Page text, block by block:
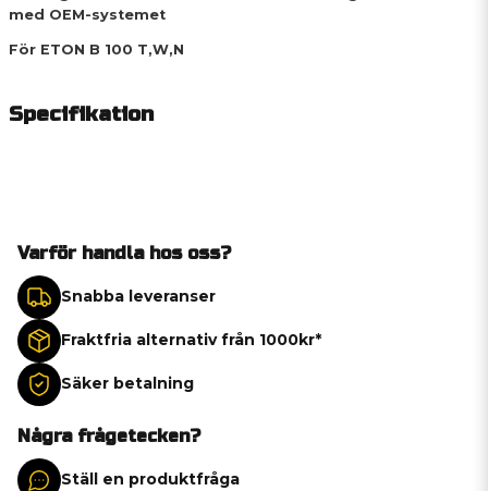
med OEM-systemet
För ETON B 100 T,W,N
Specifikation
Varför handla hos oss?
Snabba leveranser
Fraktfria alternativ från 1000kr*
Säker betalning
Några frågetecken?
Ställ en produktfråga